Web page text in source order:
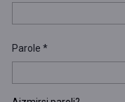
Parole *